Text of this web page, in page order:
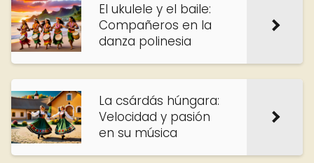
El ukulele y el baile:
Compañeros en la
danza polinesia
La csárdás húngara:
Velocidad y pasión
en su música